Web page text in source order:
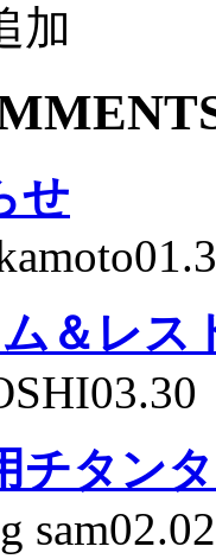
加
せ
＆レス
チタン
sam02.02